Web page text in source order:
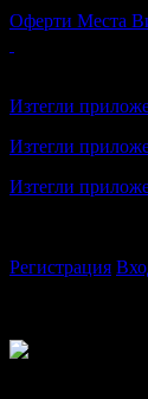
Оферти Места
Изтегли
Изтегли
Изтегли
Регистрация